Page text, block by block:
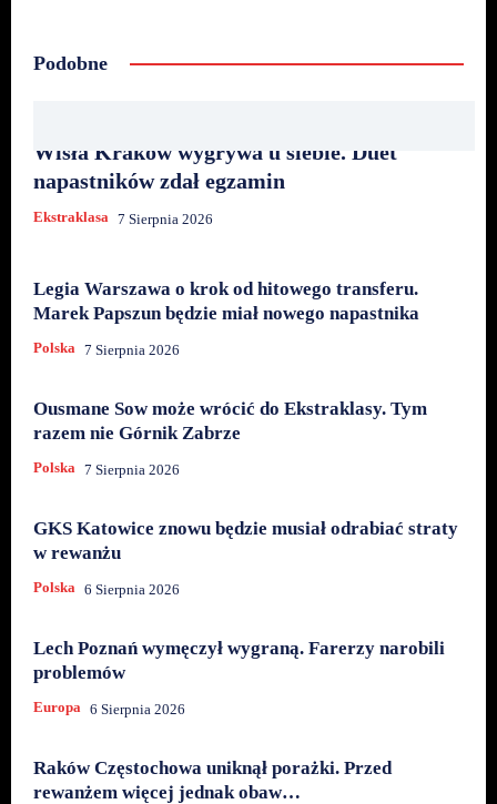
Podobne
Wisła Kraków wygrywa u siebie. Duet
napastników zdał egzamin
Ekstraklasa 7 Sierpnia 2026
Legia Warszawa o krok od hitowego transferu.
Marek Papszun będzie miał nowego napastnika
Polska 7 Sierpnia 2026
Ousmane Sow może wrócić do Ekstraklasy. Tym
razem nie Górnik Zabrze
Polska 7 Sierpnia 2026
GKS Katowice znowu będzie musiał odrabiać straty
w rewanżu
Polska 6 Sierpnia 2026
Lech Poznań wymęczył wygraną. Farerzy narobili
problemów
Europa 6 Sierpnia 2026
Raków Częstochowa uniknął porażki. Przed
rewanżem więcej jednak obaw…